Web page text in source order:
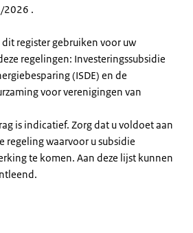
2026 .
register gebruiken voor uw
regelingen: Investeringssubsidie
(ISDE) en de
voor verenigingen van
is indicatief. Zorg dat u voldoet aan
regeling waarvoor u subsidie
te komen. Aan deze lijst kunnen